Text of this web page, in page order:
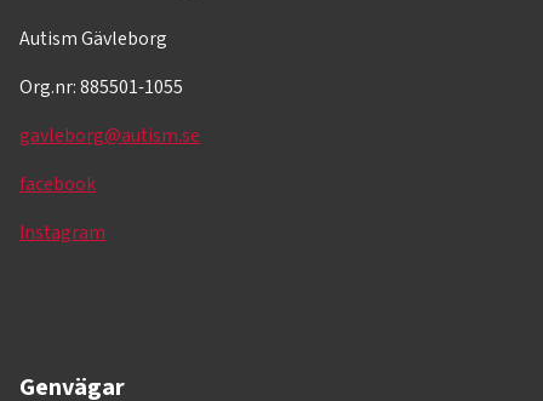
Autism Gävleborg
Org.nr: 885501-1055
gavleborg@autism.se
facebook
Instagram
Genvägar